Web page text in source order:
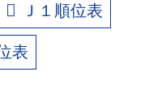
Ｊ１順位表
表